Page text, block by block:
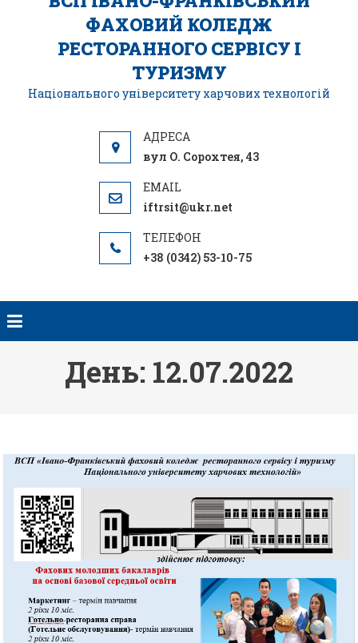
ФАХОВИЙ КОЛЕДЖ
РЕСТОРАННОГО СЕРВІСУ І
ТУРИЗМУ
Національного університету харчових технологій
вул О. Сорохтея, 43
iftrsit@ukr.net
+38 (0342) 53-10-75
День: 12.07.2022